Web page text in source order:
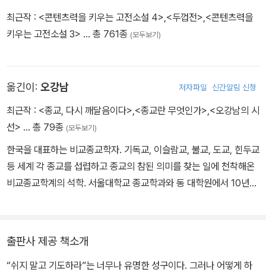
하여 조용하게 묵상할 수 있도록 도와준다.
최근작 : <콘텐츠력을 키우는 고전소설 4>,<두껍전>,<콘텐츠력을
키우는 고전소설 3> … 총 761종 (모두보기)
옮긴이: 오강남 저자파일 신간알림 신청
최근작 : <종교, 다시 깨달음이다>,<종교란 무엇인가>,<오강남의 시
선> … 총 79종 (모두보기)
한국을 대표하는 비교종교학자. 기독교, 이슬람교, 불교, 도교, 힌두교
등 세계 각 종교를 섭렵하고 종교의 참된 의미를 찾는 일에 천착해온
비교종교학계의 석학. 서울대학교 종교학과와 동 대학원에서 10년
스터McMaster 대학교에서 〈화엄華嚴 법계연기法界緣起 사상에
관한 연구〉로 종교학 박사학위를 받았다. 저서로는 노장사상을 풀이
출판사 제공 책소개
“쉬지 말고 기도하라”는 너무나 유명한 성구이다. 그러나 어떻게 하